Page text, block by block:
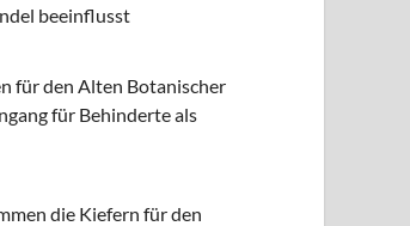
beeinflusst
für den Alten Botanischer
für Behinderte als
die Kiefern für den